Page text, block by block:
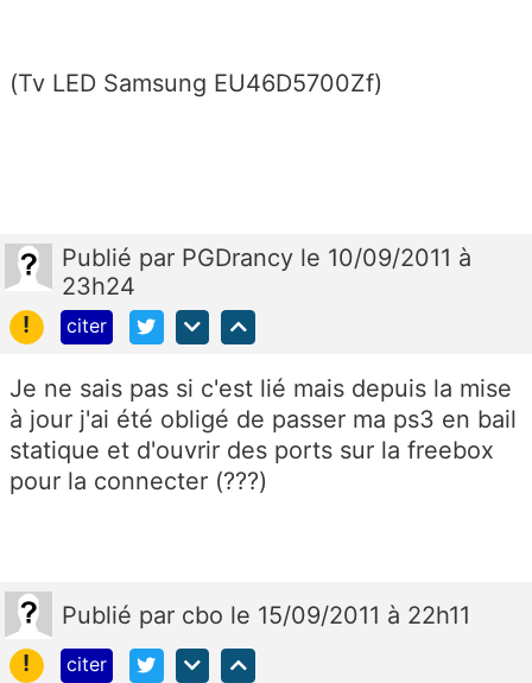
(Tv LED Samsung EU46D5700Zf)
Publié par PGDrancy le 10/09/2011 à
23h24
!
citer
Je ne sais pas si c'est lié mais depuis la mise
à jour j'ai été obligé de passer ma ps3 en bail
statique et d'ouvrir des ports sur la freebox
pour la connecter (???)
Publié par cbo le 15/09/2011 à 22h11
!
citer